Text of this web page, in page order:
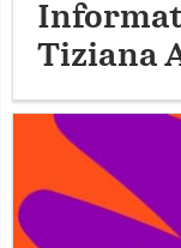
Tiziana